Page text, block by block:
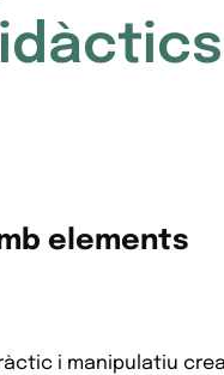
elements
i manipulatiu